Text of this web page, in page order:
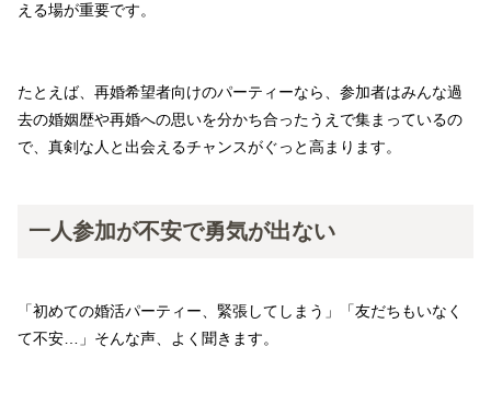
える場が重要です。
たとえば、再婚希望者向けのパーティーなら、参加者はみんな過
去の婚姻歴や再婚への思いを分かち合ったうえで集まっているの
で、真剣な人と出会えるチャンスがぐっと高まります。
一人参加が不安で勇気が出ない
「初めての婚活パーティー、緊張してしまう」「友だちもいなく
て不安…」そんな声、よく聞きます。